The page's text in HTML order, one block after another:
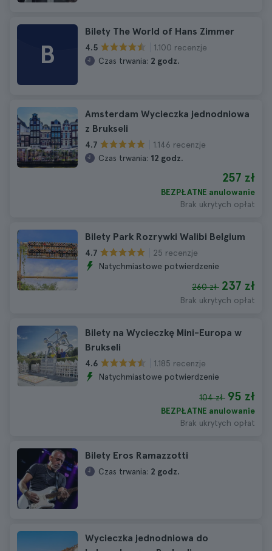
B
Bilety The World of Hans Zimmer
4.5
1.100 recenzje
Czas trwania: 2 godz.
Amsterdam Wycieczka jednodniowa
z Brukseli
4.7
1.146 recenzje
Czas trwania: 12 godz.
257 zł
BEZPŁATNE anulowanie
Brak ukrytych opłat
Bilety Park Rozrywki Walibi Belgium
4.7
25 recenzje
Natychmiastowe potwierdzenie
260 zł 237 zł
Brak ukrytych opłat
Bilety na Wycieczkę Mini-Europa w
Brukseli
4.6
1.185 recenzje
Natychmiastowe potwierdzenie
104 zł 95 zł
BEZPŁATNE anulowanie
Brak ukrytych opłat
Bilety Eros Ramazzotti
Czas trwania: 2 godz.
Wycieczka jednodniowa do